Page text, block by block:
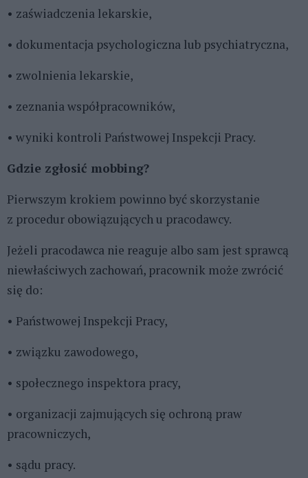
• zaświadczenia lekarskie,
• dokumentacja psychologiczna lub psychiatryczna,
• zwolnienia lekarskie,
• zeznania współpracowników,
• wyniki kontroli Państwowej Inspekcji Pracy.
Gdzie zgłosić mobbing?
Pierwszym krokiem powinno być skorzystanie
z procedur obowiązujących u pracodawcy.
Jeżeli pracodawca nie reaguje albo sam jest sprawcą
niewłaściwych zachowań, pracownik może zwrócić
się do:
• Państwowej Inspekcji Pracy,
• związku zawodowego,
• społecznego inspektora pracy,
• organizacji zajmujących się ochroną praw
pracowniczych,
• sądu pracy.